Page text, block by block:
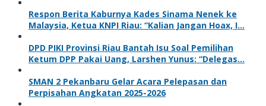
Respon Berita Kaburnya Kades Sinama Nenek ke
Malaysia, Ketua KNPI Riau: “Kalian Jangan Hoax, I…
DPD PIKI Provinsi Riau Bantah Isu Soal Pemilihan
Ketum DPP Pakai Uang, Larshen Yunus: “Delegas…
SMAN 2 Pekanbaru Gelar Acara Pelepasan dan
Perpisahan Angkatan 2025-2026